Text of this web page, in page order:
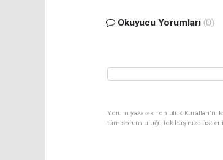
Okuyucu Yorumları (0)
Yorum yazarak Topluluk
tüm sorumluluğu tek başınıza